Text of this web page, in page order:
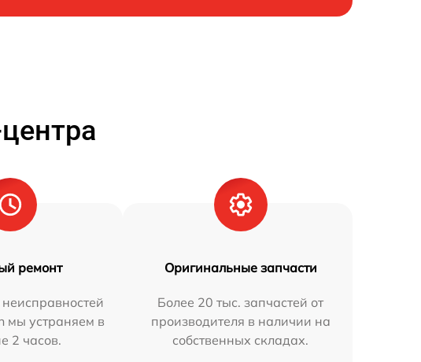
ремонт
мы устраняем в
2 часов.
Оригинальные запчасти
Более 20 тыс. запчастей от
производителя в наличии на
собственных складах.